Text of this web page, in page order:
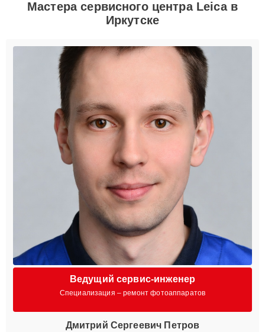
Мастера сервисного центра Leica в
Иркутске
Ведущий сервис-инженер
Специализация – ремонт фотоаппаратов
Дмитрий Сергеевич Петров